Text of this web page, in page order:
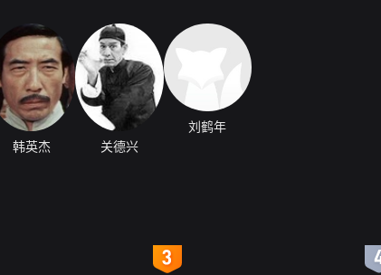
韩英杰 关德兴
刘鹤年